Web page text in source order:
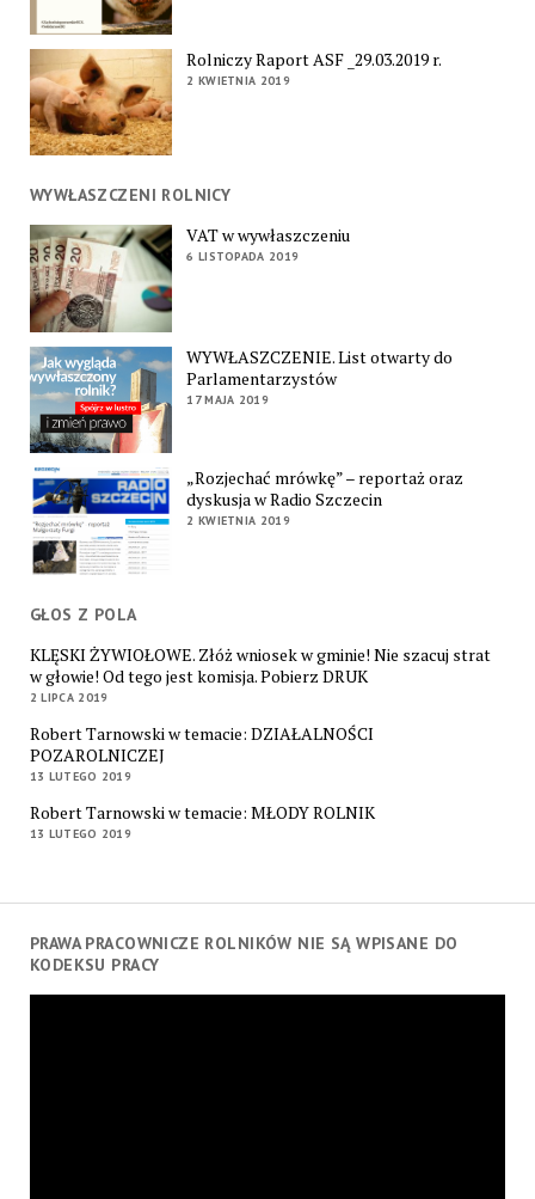
Rolniczy Raport ASF _29.03.2019 r.
2 KWIETNIA 2019
WYWŁASZCZENI ROLNICY
VAT w wywłaszczeniu
6 LISTOPADA 2019
WYWŁASZCZENIE. List otwarty do
Parlamentarzystów
17 MAJA 2019
„Rozjechać mrówkę” – reportaż oraz
dyskusja w Radio Szczecin
2 KWIETNIA 2019
GŁOS Z POLA
KLĘSKI ŻYWIOŁOWE. Złóż wniosek w gminie! Nie szacuj strat
w głowie! Od tego jest komisja. Pobierz DRUK
2 LIPCA 2019
Robert Tarnowski w temacie: DZIAŁALNOŚCI
POZAROLNICZEJ
13 LUTEGO 2019
Robert Tarnowski w temacie: MŁODY ROLNIK
13 LUTEGO 2019
PRAWA PRACOWNICZE ROLNIKÓW NIE SĄ WPISANE DO
KODEKSU PRACY